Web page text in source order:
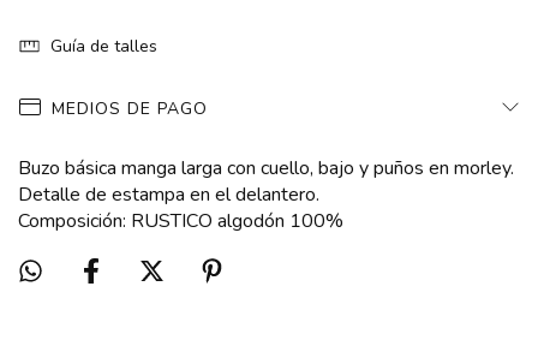
Guía de talles
MEDIOS DE PAGO
Buzo básica manga larga con cuello, bajo y puños en morley.
Detalle de estampa en el delantero.
Composición: RUSTICO algodón 100%